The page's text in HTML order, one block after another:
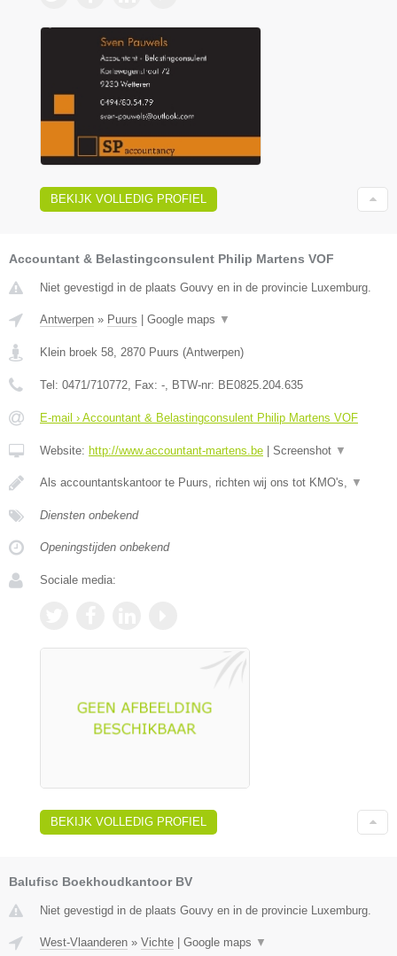
BEKIJK VOLLEDIG PROFIEL
Accountant & Belastingconsulent Philip Martens VOF
Niet gevestigd in de plaats Gouvy en in de provincie Luxemburg.
Antwerpen » Puurs Google maps ▼
Klein broek 58, 2870 Puurs (Antwerpen)
Tel: 0471/710772, Fax: -, BTW-nr: BE0825.204.635
E-mail › Accountant & Belastingconsulent Philip Martens VOF
Website: http://www.accountant-martens.be Screenshot ▼
Als accountantskantoor te Puurs, richten wij ons tot KMO's, ▼
Diensten onbekend
Openingstijden onbekend
Sociale media:
BEKIJK VOLLEDIG PROFIEL
Balufisc Boekhoudkantoor BV
Niet gevestigd in de plaats Gouvy en in de provincie Luxemburg.
West-Vlaanderen » Vichte Google maps ▼